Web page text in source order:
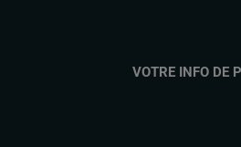
VOTRE INFO DE